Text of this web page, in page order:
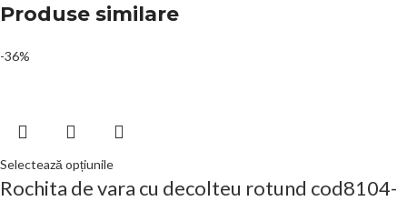
Produse similare
-36%
Selectează opțiunile
Rochita de vara cu decolteu rotund cod8104-